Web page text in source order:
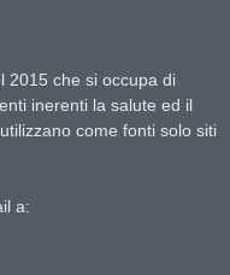
2015 che si occupa di
inerenti la salute ed il
come fonti solo siti
a: